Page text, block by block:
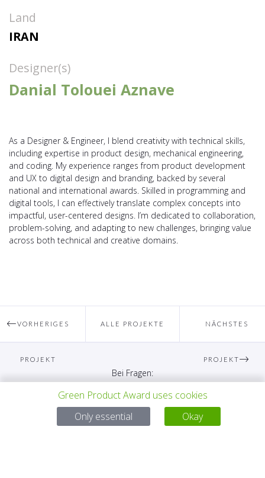
Land
IRAN
Designer(s)
Danial Tolouei Aznave
As a Designer & Engineer, I blend creativity with technical skills,
including expertise in product design, mechanical engineering,
and coding. My experience ranges from product development
and UX to digital design and branding, backed by several
national and international awards. Skilled in programming and
digital tools, I can effectively translate complex concepts into
impactful, user-centered designs. I’m dedicated to collaboration,
problem-solving, and adapting to new challenges, bringing value
across both technical and creative domains.
VORHERIGES
PROJEKT
ALLE PROJEKTE NÄCHSTES
PROJEKT
Bei Fragen:
Email:service@gp-award.com
Telefon: + 49 30 25742 880
Green Product Award uses cookies
Only essential
Okay